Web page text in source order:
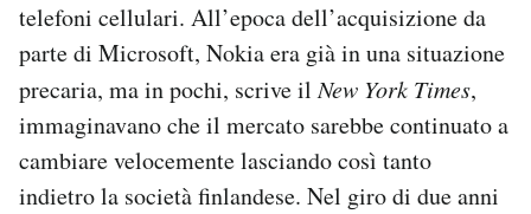
telefoni cellulari. All’epoca dell’acquisizione da
parte di Microsoft, Nokia era già in una situazione
precaria, ma in pochi, scrive ilNew York Times,
immaginavano che il mercato sarebbe continuato a
cambiare velocemente lasciando così tanto
indietro la società finlandese. Nel giro di due anni